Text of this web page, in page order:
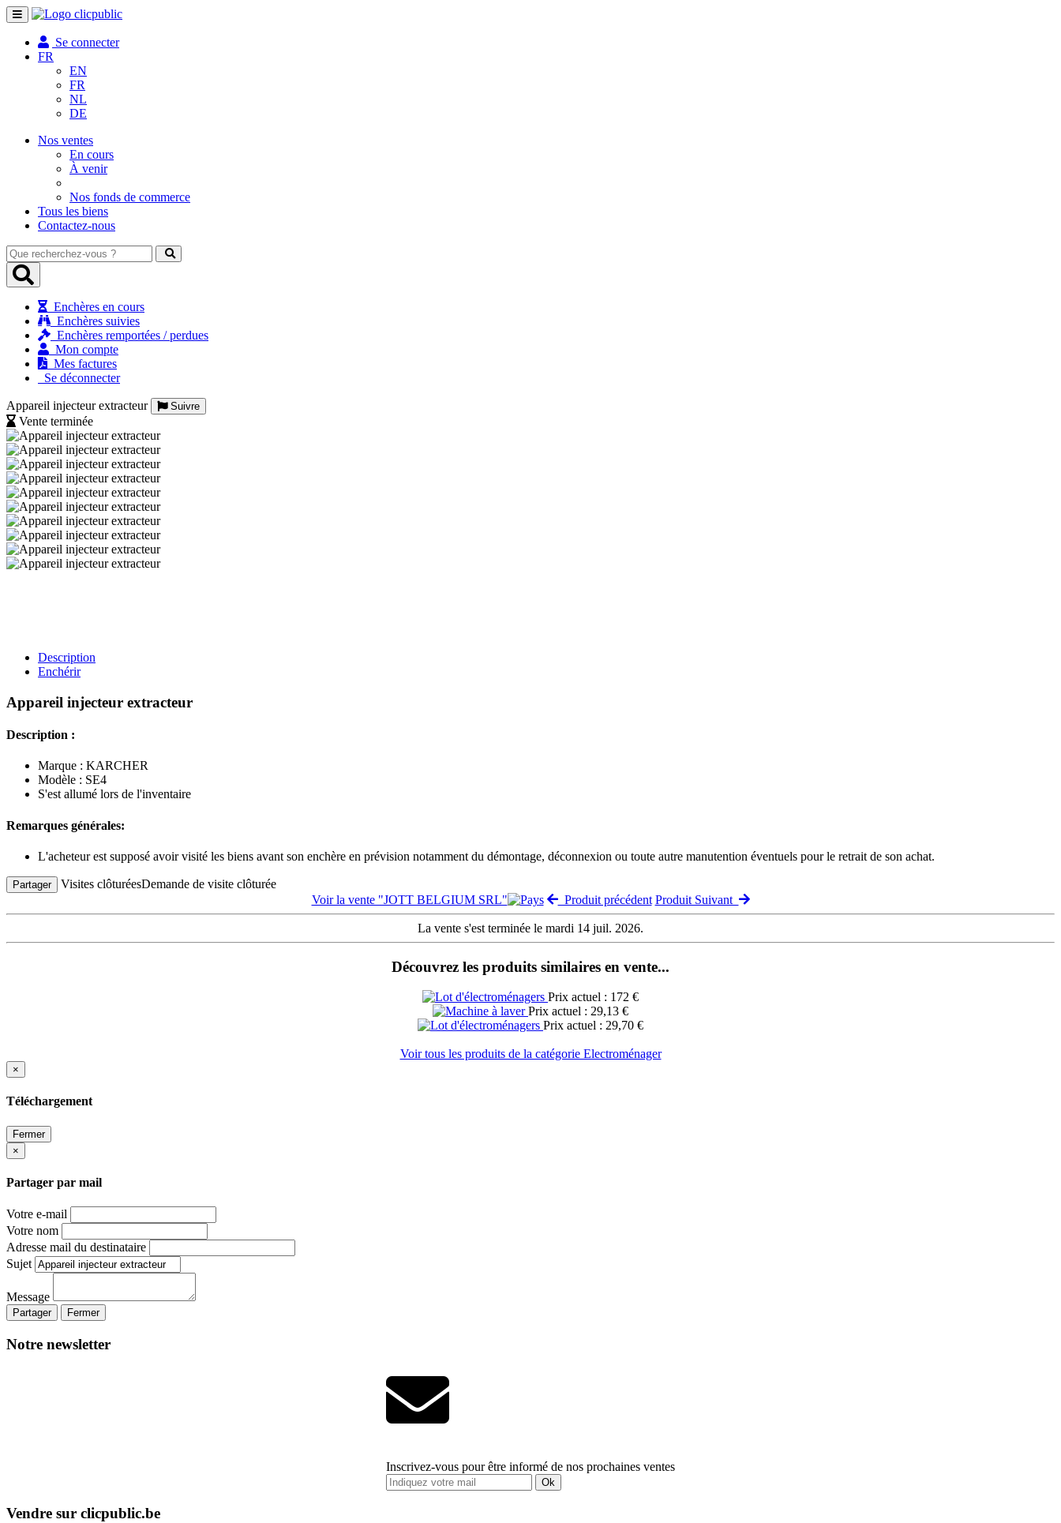
Toggle
navigation
Se connecter
FR
EN
FR
NL
DE
Nos ventes
En cours
À venir
Nos fonds de commerce
Tous les biens
Contactez-nous
Que
recherchez-
vous
Enchères en cours
Enchères suivies
Enchères remportées / perdues
Mon compte
Mes factures
Se déconnecter
Appareil injecteur extracteur Suivre
Vente terminée
Description
Enchérir
Appareil injecteur extracteur
Description :
Marque : KARCHER
Modèle : SE4
S'est allumé lors de l'inventaire
Remarques générales:
L'acheteur est supposé avoir visité les biens avant son enchère en prévision notamment du démontage, déconnexion ou toute autre manutention éventuels pour le retrait de son achat.
Partager Visites clôturéesDemande de visite clôturée
Voir la vente "JOTT BELGIUM SRL"
Produit précédent Produit Suivant
La vente s'est terminée le mardi 14 juil. 2026.
Découvrez les produits similaires en vente...
Prix actuel : 172 €
Prix actuel : 29,13 €
Prix actuel : 29,70 €
Voir tous les produits de la catégorie Electroménager
×
Téléchargement
Fermer
×
Partager par mail
Votre e-mail
Votre nom
Adresse mail du destinataire
Sujet
Message
Partager Fermer
Notre newsletter
Inscrivez-vous pour être informé de nos prochaines ventes
Ok
Vendre sur clicpublic.be